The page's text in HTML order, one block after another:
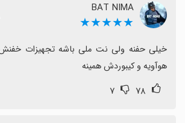
BAT NIMA
★★★★★
هوآویه و کیبوردش همینه
۷۸ ۷